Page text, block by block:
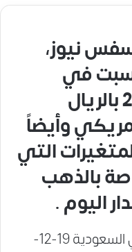
نيوز،
في
السعودية 19-12-2015 بالريال
وأيضاً
التي
بالذهب
اليوم .
وشهدت أسعار الذهب اليوم في السعودية 19-12-